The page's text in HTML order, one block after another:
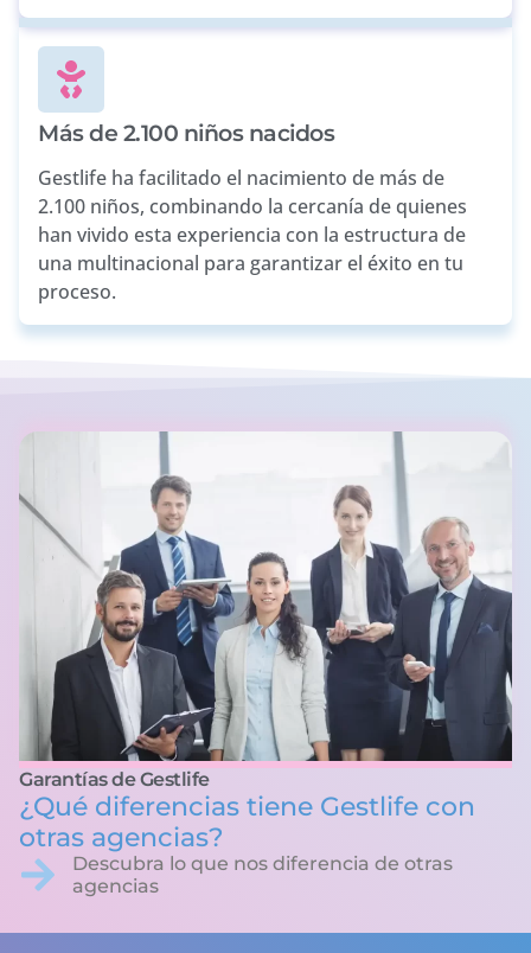
Más de 2.100 niños nacidos
Gestlife ha facilitado el nacimiento de más de
2.100 niños, combinando la cercanía de quienes
han vivido esta experiencia con la estructura de
una multinacional para garantizar el éxito en tu
proceso.
Garantías de Gestlife
¿Qué diferencias tiene Gestlife con
otras agencias?
Descubra lo que nos diferencia de otras
agencias